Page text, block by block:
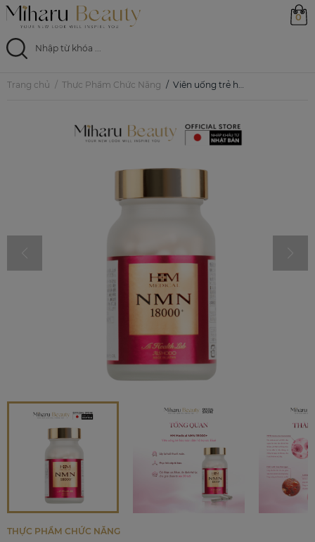
0
Trang chủ
Sản phẩm
Magazine
Trang chủ Thực Phẩm Chức Năng Viên uống trẻ hóa toàn diện hỗ trợ sức khoẻ - HM Medical NMN 18000+
THỰC PHẨM CHỨC NĂNG